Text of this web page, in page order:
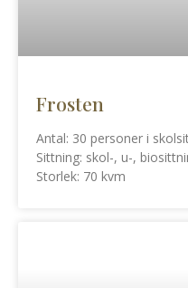
Frosten
Antal: 30 personer i
Sittning: skol-, u-,
Storlek: 70 kvm